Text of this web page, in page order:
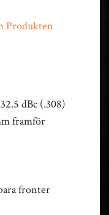
Produkten
dBc (.308)
framför
fronter